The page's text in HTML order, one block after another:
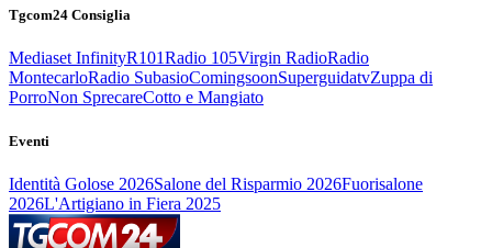
Tgcom24 Consiglia
Mediaset InfinityR101Radio 105Virgin RadioRadio
MontecarloRadio SubasioComingsoonSuperguidatvZuppa di
PorroNon SprecareCotto e Mangiato
Eventi
Identità Golose 2026Salone del Risparmio 2026Fuorisalone
2026L'Artigiano in Fiera 2025